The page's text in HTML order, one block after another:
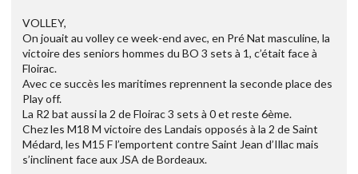
VOLLEY,
On jouait au volley ce week-end avec, en Pré Nat masculine, la
victoire des seniors hommes du BO 3 sets à 1, c’était face à
Floirac.
Avec ce succès les maritimes reprennent la seconde place des
Play off.
La R2 bat aussi la 2 de Floirac 3 sets à 0 et reste 6ème.
Chez les M18 M victoire des Landais opposés à la 2 de Saint
Médard, les M15 F l’emportent contre Saint Jean d’Illac mais
s’inclinent face aux JSA de Bordeaux.